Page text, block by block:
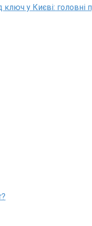
у Києві: головні